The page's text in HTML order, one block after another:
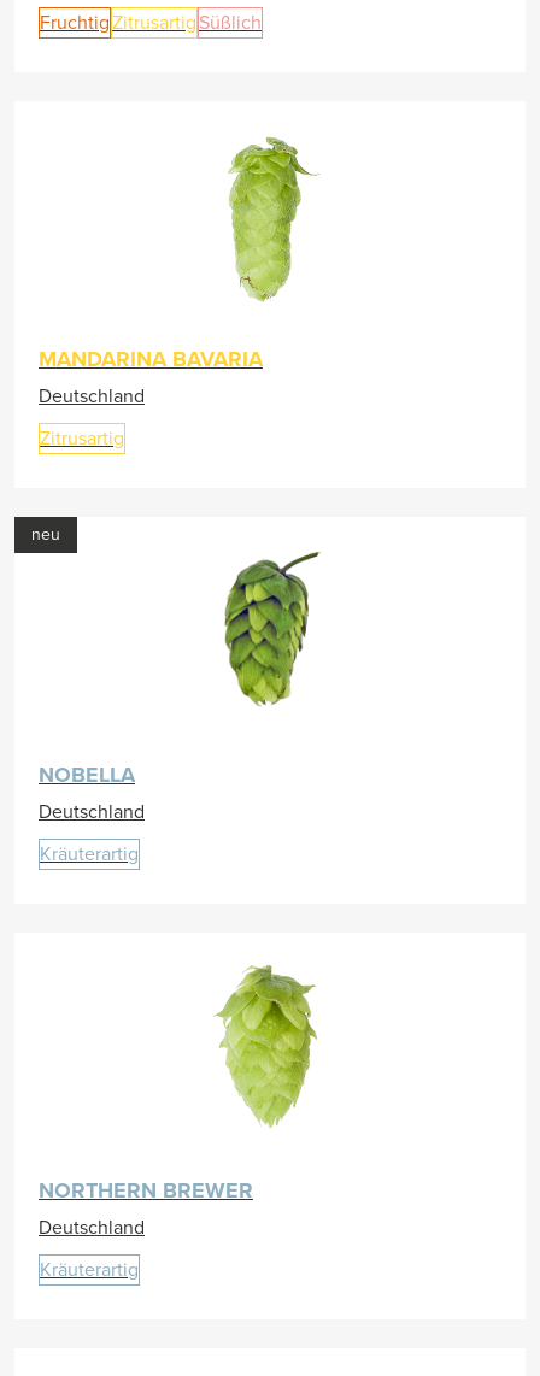
FruchtigZitrusartig Süßlich
MANDARINA BAVARIA
Deutschland
Zitrusartig
neu
NOBELLA
Deutschland
Kräuterartig
NORTHERN BREWER
Deutschland
Kräuterartig